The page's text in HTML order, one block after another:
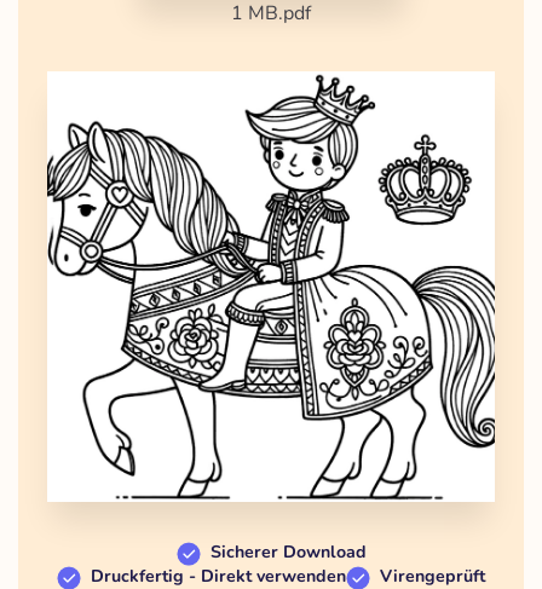
1 MB.pdf
Sicherer Download
Druckfertig - Direkt verwenden
Virengeprüft